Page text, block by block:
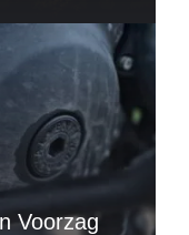
Voorzag